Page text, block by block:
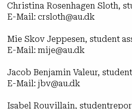
Christina Rosenhagen Sloth,
E-Mail: crsloth@au.dk
Mie Skov Jeppesen, student
E-Mail: mije@au.dk
Jacob Benjamin Valeur,
E-Mail: jbv@au.dk
Isabel Rouvillain,